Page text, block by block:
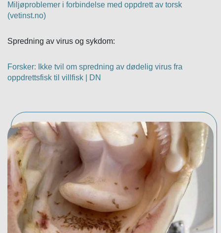
Miljøproblemer i forbindelse med oppdrett av torsk
(vetinst.no)
Spredning av virus og sykdom:
Forsker: Ikke tvil om spredning av dødelig virus fra
oppdrettsfisk til villfisk | DN